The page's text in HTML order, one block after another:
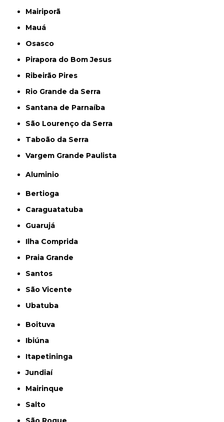
Mairiporã
Mauá
Osasco
Pirapora do Bom Jesus
Ribeirão Pires
Rio Grande da Serra
Santana de Parnaíba
São Lourenço da Serra
Taboão da Serra
Vargem Grande Paulista
Aluminio
Bertioga
Caraguatatuba
Guarujá
Ilha Comprida
Praia Grande
Santos
São Vicente
Ubatuba
Boituva
Ibiúna
Itapetininga
Jundiaí
Mairinque
Salto